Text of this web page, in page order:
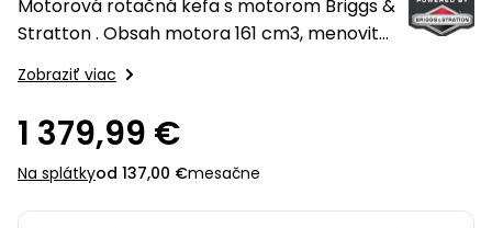
Náhradné
Vidly
Štiepačky
dreva
Drviče
Špalíkovače
boxy
Ochrana
rastlín
Záhradné
obrubníky
Tieniace
Odpudzovače
a pasce
stoly
Vibračné
dosky
Transportéry
vozíky
Prilby
Motorová rotačná kefa s motorom Briggs &
Stratton . Obsah motora 161 cm3, menovitý
Zobraziť viac
1 379,99 €
Na splátkyod 137,00 €mesačne